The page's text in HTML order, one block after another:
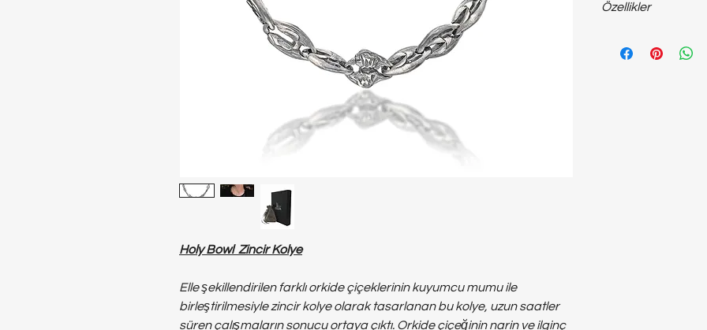
Holy Bowl Zincir Kolye
Elle şekillendirilen farklı orkide çiçeklerinin kuyumcu mumu ile
birleştirilmesiyle zincir kolye olarak tasarlanan bu kolye, uzun saatler
süren çalışmaların sonucu ortaya çıktı. Orkide çiçeğinin narin ve ilginç
Özellikler
kolye...